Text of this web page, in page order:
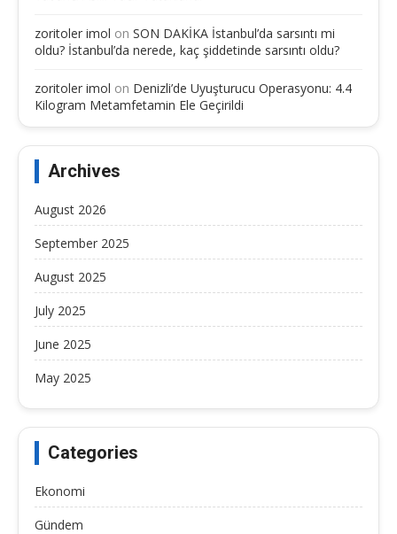
zoritoler imol on SON DAKİKA İstanbul’da sarsıntı mi
oldu? İstanbul’da nerede, kaç şiddetinde sarsıntı oldu?
zoritoler imol on Denizli’de Uyuşturucu Operasyonu: 4.4
Kilogram Metamfetamin Ele Geçirildi
Archives
August 2026
September 2025
August 2025
July 2025
June 2025
May 2025
Categories
Ekonomi
Gündem